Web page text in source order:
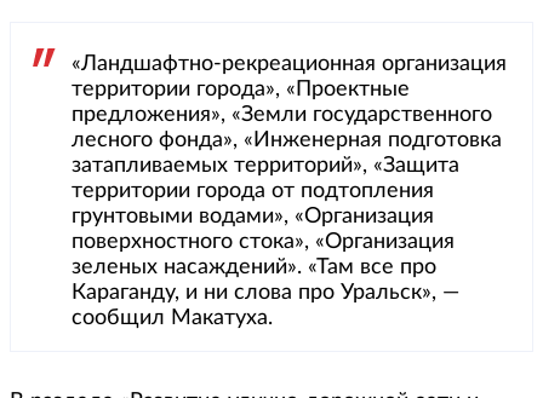
«Ландшафтно-рекреационная организация
территории города», «Проектные
предложения», «Земли государственного
лесного фонда», «Инженерная подготовка
затапливаемых территорий», «Защита
территории города от подтопления
грунтовыми водами», «Организация
поверхностного стока», «Организация
зеленых насаждений». «Там все про
Караганду, и ни слова про Уральск», —
сообщил Макатуха.